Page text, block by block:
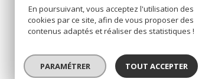
© 2026 |
En poursuivant, vous acceptez l'utilisation des
cookies par ce site, afin de vous proposer des
contenus adaptés et réaliser des statistiques !
PARAMÉTRER TOUT ACCEPTER